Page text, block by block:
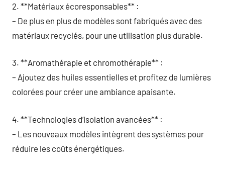
2. **Matériaux écoresponsables** :
– De plus en plus de modèles sont fabriqués avec des
matériaux recyclés, pour une utilisation plus durable.
3. **Aromathérapie et chromothérapie** :
– Ajoutez des huiles essentielles et profitez de lumières
colorées pour créer une ambiance apaisante.
4. **Technologies d’isolation avancées** :
– Les nouveaux modèles intègrent des systèmes pour
réduire les coûts énergétiques.